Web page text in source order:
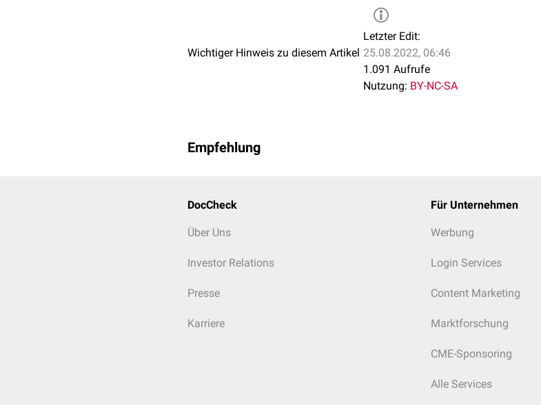
Wichtiger Hinweis zu diesem Artikel
Letzter Edit:
25.08.2022, 06:46
1.091 Aufrufe
Nutzung: BY-NC-SA
Empfehlung
DocCheck
Über Uns
Investor Relations
Presse
Karriere
Für Unternehmen
Werbung
Login Services
Content Marketing
Marktforschung
CME-Sponsoring
Alle Services